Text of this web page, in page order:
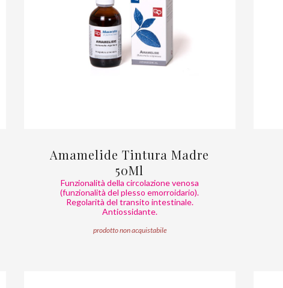
Amamelide Tintura Madre
50Ml
Funzionalità della circolazione venosa
(funzionalità del plesso emorroidario).
Regolarità del transito intestinale.
Antiossidante.
prodotto non acquistabile